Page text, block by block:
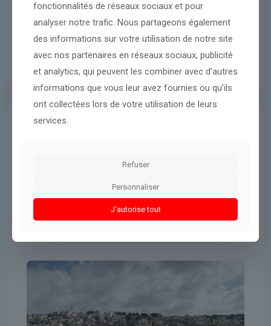
L’Autorité palestinienne annonce
tirs israéliens en Cisjordanie
fonctionnalités de réseaux sociaux et pour
analyser notre trafic. Nous partageons également
des informations sur votre utilisation de notre site
avec nos partenaires en réseaux sociaux, publicité
et analytics, qui peuvent les combiner avec d’autres
informations que vous leur avez fournies ou qu’ils
ont collectées lors de votre utilisation de leurs
services.
Refuser
Personnaliser
J'autorise tout